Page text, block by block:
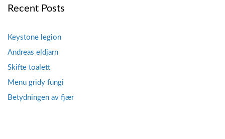
Recent Posts
Keystone legion
Andreas eldjarn
Skifte toalett
Menu gridy fungi
Betydningen av fjær